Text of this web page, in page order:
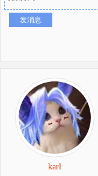
发消息
karl